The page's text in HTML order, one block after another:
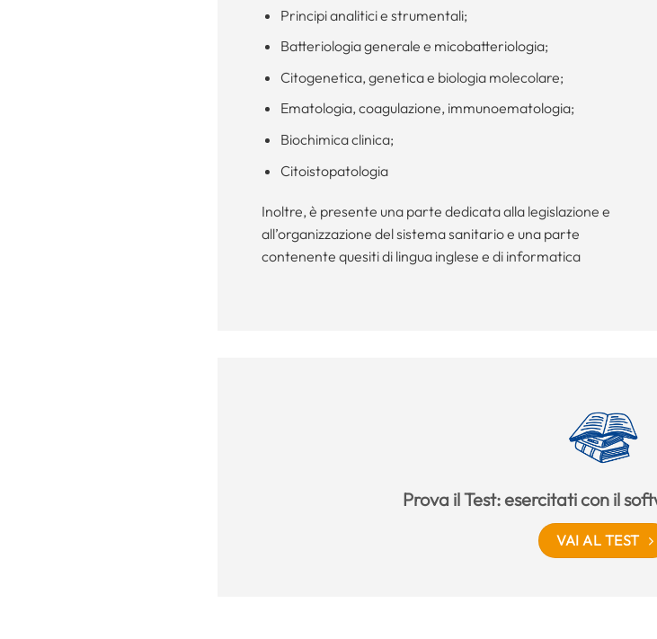
Principi analitici e strumentali;
Batteriologia generale e micobatteriologia;
Citogenetica, genetica e biologia molecolare;
Ematologia, coagulazione, immunoematologia;
Biochimica clinica;
Citoistopatologia
Inoltre, è presente una parte dedicata alla legislazione e
all’organizzazione del sistema sanitario e una parte
contenente quesiti di lingua inglese e di informatica
Prova il Test: esercitati con il
VAI AL TEST